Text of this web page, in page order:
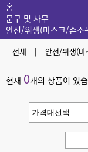
홈
문구 및 사무
안전/위생(마스크/손소
전체 | 안전/위생(
현재 0개의 상품이 있